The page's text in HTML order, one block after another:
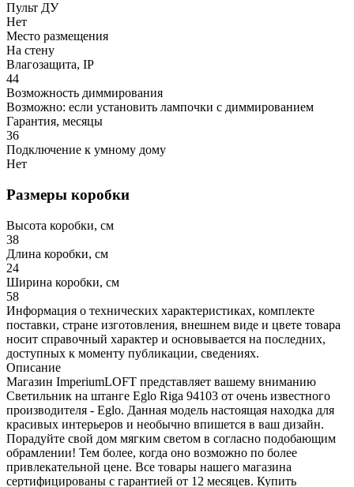
Пульт ДУ
Нет
Место размещения
На стену
Влагозащита, IP
44
Возможность диммирования
Возможно: если установить лампочки с диммированием
Гарантия, месяцы
36
Подключение к умному дому
Нет
Размеры коробки
Высота коробки, см
38
Длина коробки, см
24
Ширина коробки, см
58
Информация о технических характеристиках, комплекте
поставки, стране изготовления, внешнем виде и цвете товара
носит справочный характер и основывается на последних,
доступных к моменту публикации, сведениях.
Описание
Магазин ImperiumLOFT представляет вашему вниманию
Светильник на штанге Eglo Riga 94103 от очень известного
производителя - Eglo. Данная модель настоящая находка для
красивых интерьеров и необычно впишется в ваш дизайн.
Порадуйте свой дом мягким светом в согласно подобающим
обрамлении! Тем более, когда оно возможно по более
привлекательной цене. Все товары нашего магазина
сертифицированы с гарантией от 12 месяцев. Купить